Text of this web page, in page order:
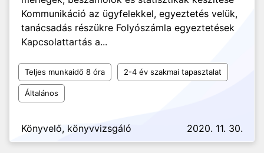
Kommunikáció az ügyfelekkel, egyeztetés velük,
tanácsadás részükre Folyószámla egyeztetések
Kapcsolattartás a...
Teljes munkaidő 8 óra 2-4 év szakmai tapasztalat
Általános
Könyvelő, könyvvizsgáló 2020. 11. 30.